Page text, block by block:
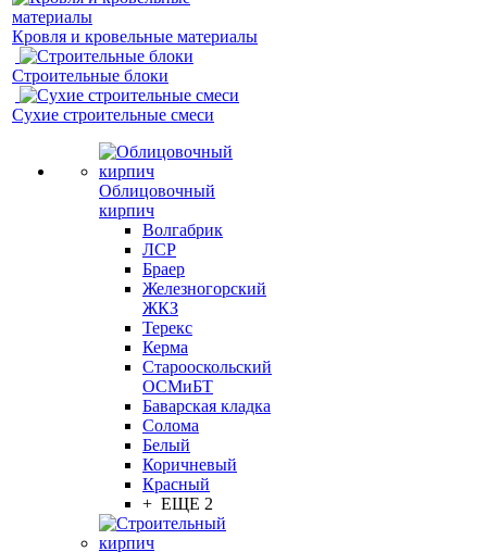
Кровля и кровельные материалы
Строительные блоки
Сухие строительные смеси
Облицовочный
кирпич
Волгабрик
ЛСР
Браер
Железногорский
ЖКЗ
Терекс
Керма
Старооскольский
ОСМиБТ
Баварская кладка
Солома
Белый
Коричневый
Красный
+ ЕЩЕ 2